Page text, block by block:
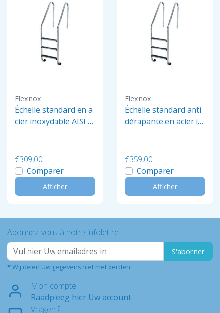
Flexinox
Échelle standard en a
cier inoxydable AISI 3
€309,00
Comparer
Afficher
Flexinox
Échelle standard anti
dérapante en acier in
€359,00
Comparer
Afficher
Abonnez-vous à notre infolettre
S'abonner
* Wij delen Uw gegevens niet met derden.
Mon compte
Raadpleeg hier Uw account
Vragen ?